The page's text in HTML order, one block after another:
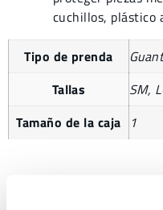
cuchillos, plástico
Tipo de prenda
Tallas
SM,
Tamaño de la caja
1